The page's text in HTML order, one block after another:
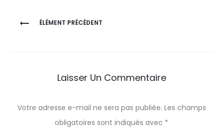
Navigation
de
ÉLÉMENT PRÉCÉDENT
Laisser Un Commentaire
Votre adresse e-mail ne sera pas publiée. Les champs
obligatoires sont indiqués avec *